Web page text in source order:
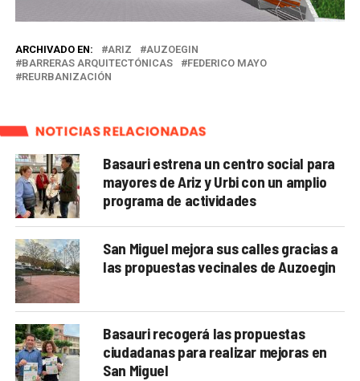
ARCHIVADO EN: ARIZ
AUZOEGIN
BARRERAS ARQUITECTÓNICAS
FEDERICO MAYO
REURBANIZACIÓN
NOTICIAS RELACIONADAS
Basauri estrena un centro social para
mayores de Ariz y Urbi con un amplio
programa de actividades
San Miguel mejora sus calles gracias a
las propuestas vecinales de Auzoegin
Basauri recogerá las propuestas
ciudadanas para realizar mejoras en
San Miguel